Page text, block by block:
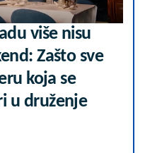
više nisu
Zašto sve
koja se
u druženje